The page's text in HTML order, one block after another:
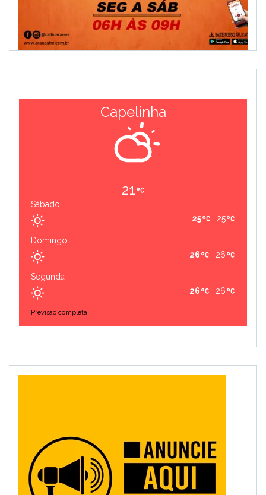
Capelinha
21
Sábado
25
25
Domingo
26
26
Segunda
26
26
Previsão completa